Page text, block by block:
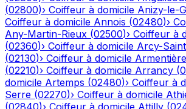
(02800)› Coiffeur à domicile Anizy-le-
Coiffeur à domicile Annois (02480)›
Any-Martin-Rieux (02500)› Coiffeur à
(02360)› Coiffeur à domicile Arcy-
(02130)› Coiffeur à domicile
(02210)› Coiffeur à domicile Arrancy (
domicile Artemps (02480)› Coiffeur à
Serre (02270)› Coiffeur à domicile